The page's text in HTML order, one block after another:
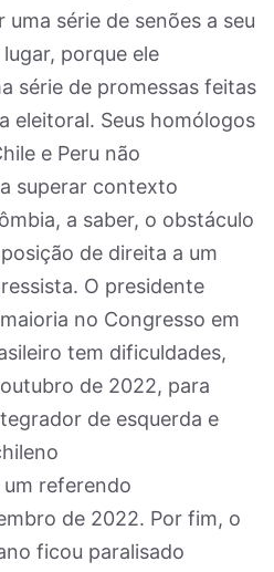
série de senões a seu
porque ele
série de promessas feitas
eleitoral. Seus homólogos
e Peru não
superar contexto
a saber, o obstáculo
de direita a um
O presidente
no Congresso em
tem dificuldades,
de 2022, para
de esquerda e
referendo
de 2022. Por fim, o
ficou paralisado